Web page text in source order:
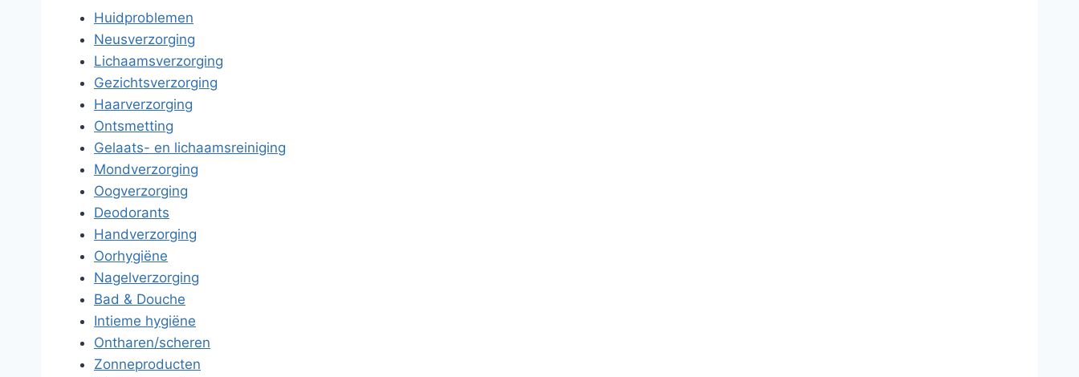
Huidproblemen
Neusverzorging
Lichaamsverzorging
Gezichtsverzorging
Haarverzorging
Ontsmetting
Gelaats- en lichaamsreiniging
Mondverzorging
Oogverzorging
Deodorants
Handverzorging
Oorhygiëne
Nagelverzorging
Bad & Douche
Intieme hygiëne
Ontharen/scheren
Zonneproducten